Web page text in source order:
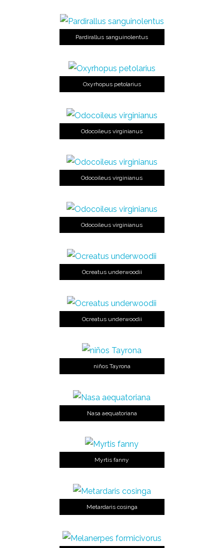
Pardirallus sanguinolentus
Oxyrhopus petolarius
Odocoileus virginianus
Odocoileus virginianus
Odocoileus virginianus
Ocreatus underwoodii
Ocreatus underwoodii
niños Tayrona
Nasa aequatoriana
Myrtis fanny
Metardaris cosinga